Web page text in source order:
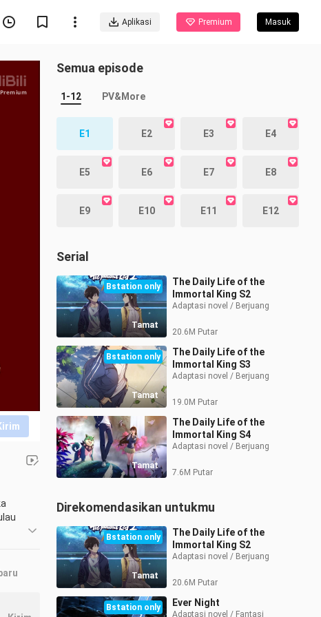
Aplikasi Premium Masuk
Semua episode
1-12 PV&More
E1 E2 E3 E4
E5 E6 E7 E8
E9 E10 E11 E12
Serial
Tamat
Bstation only
The Daily Life of the
Immortal King S2
Adaptasi novel / Berjuang
20.6M Putar
Tamat
Bstation only
The Daily Life of the
Immortal King S3
Adaptasi novel / Berjuang
19.0M Putar
Tamat
The Daily Life of the
Immortal King S4
Adaptasi novel / Berjuang
7.6M Putar
Direkomendasikan untukmu
Tamat
Bstation only
The Daily Life of the
Immortal King S2
Adaptasi novel / Berjuang
20.6M Putar
Bstation only Ever Night
Adaptasi novel / Fantasi